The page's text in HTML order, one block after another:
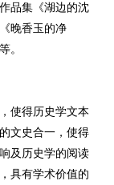
品集《湖边的沈
晚香玉的净
。
使得历史学文本
文史合一，使得
及历史学的阅读
具有学术价值的